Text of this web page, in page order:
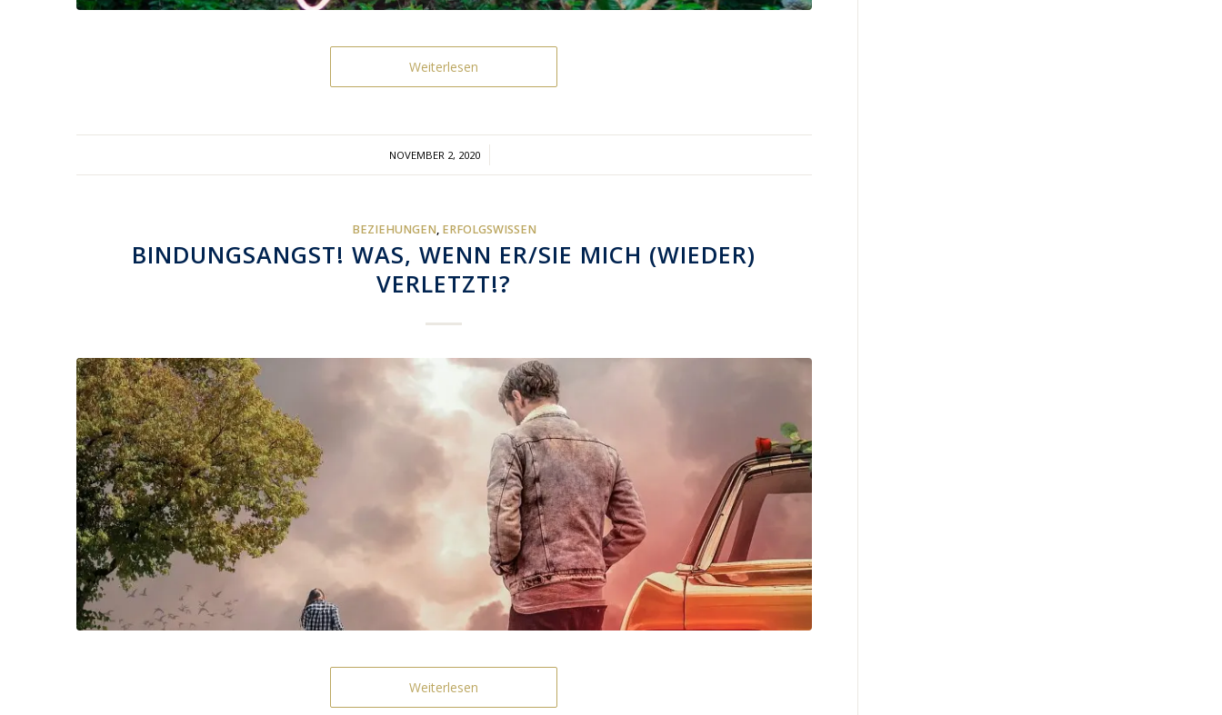
Weiterlesen
NOVEMBER 2, 2020
/
BEZIEHUNGEN, ERFOLGSWISSEN
BINDUNGSANGST! WAS, WENN ER/SIE MICH (WIEDER)
VERLETZT!?
Weiterlesen